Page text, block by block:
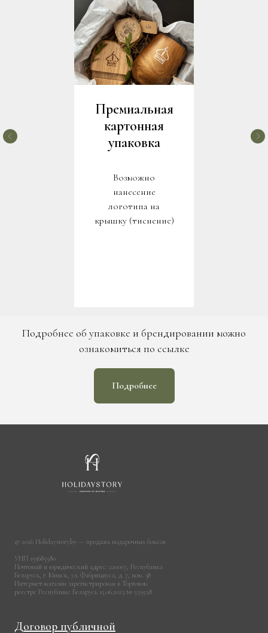
Премиальная
картонная
упаковка
Возможно
нанесение
логотипа на
крышку (тиснение)
Подробнее об упаковке и брендировании можно
ознакомиться по ссылке
Подробнее
© 2026 Holidaystory.by — продажа подарочных боксов
УНП 193685580
Почтовый и юридический адрес: 220007, Республика
Беларусь, г. Минск, ул. Фабрициуса, д. 7, пом. 38
Интернет-магазин зарегистрирован в Торговом
реестре Республике Беларусь 15.06.2023 № 559558
Договор публичной